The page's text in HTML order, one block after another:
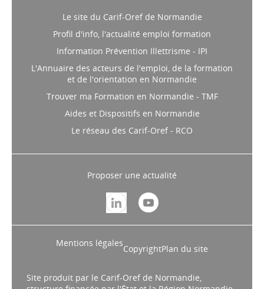
Le site du Carif-Oref de Normandie
Profil d'info, l'actualité emploi formation
Information Prévention Illettrisme - IPI
L'Annuaire des acteurs de l'emploi, de la formation
et de l'orientation en Normandie
Trouver ma Formation en Normandie - TMF
Aides et Dispositifs en Normandie
Le réseau des Carif-Oref - RCO
Proposer une actualité
Mentions légales
CopyrightPlan du site
Site produit par le Carif-Oref de Normandie,